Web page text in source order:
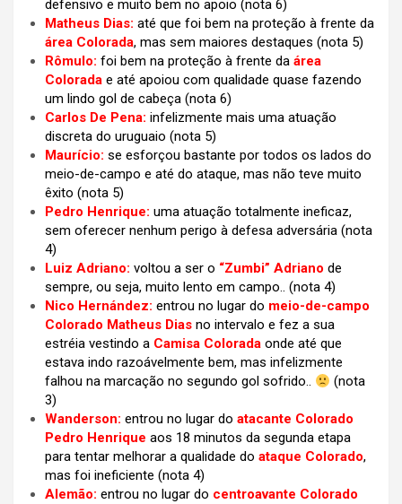
defensivo e muito bem no apoio (nota 6)
Matheus Dias: até que foi bem na proteção à frente da
área Colorada, mas sem maiores destaques (nota 5)
Rômulo: foi bem na proteção à frente da área
Colorada e até apoiou com qualidade quase fazendo
um lindo gol de cabeça (nota 6)
Carlos De Pena: infelizmente mais uma atuação
discreta do uruguaio (nota 5)
Maurício: se esforçou bastante por todos os lados do
meio-de-campo e até do ataque, mas não teve muito
êxito (nota 5)
Pedro Henrique: uma atuação totalmente ineficaz,
sem oferecer nenhum perigo à defesa adversária (nota
4)
Luiz Adriano: voltou a ser o “Zumbi” Adriano de
sempre, ou seja, muito lento em campo.. (nota 4)
Nico Hernández: entrou no lugar do meio-de-campo
Colorado Matheus Dias no intervalo e fez a sua
estréia vestindo a Camisa Colorada onde até que
estava indo razoávelmente bem, mas infelizmente
falhou na marcação no segundo gol sofrido..
(nota
3)
Wanderson: entrou no lugar do atacante Colorado
Pedro Henrique aos 18 minutos da segunda etapa
para tentar melhorar a qualidade do ataque Colorado,
mas foi ineficiente (nota 4)
Alemão: entrou no lugar do centroavante Colorado